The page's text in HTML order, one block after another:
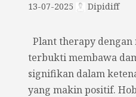
13-07-2025 Dipidiff
Plant therapy
terbukti membawa
signifikan dalam
yang makin positif.